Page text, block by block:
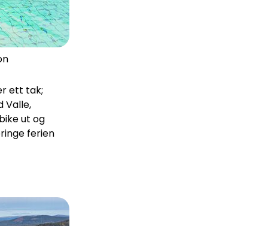
ett tak;
Valle,
ut og
ferien